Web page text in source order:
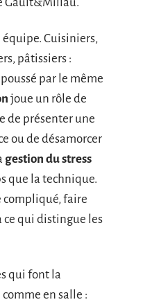
équipe. Cuisiniers,
pâtissiers :
par le même
joue un rôle de
de présenter une
ou de désamorcer
gestion du stress
que la technique.
compliqué, faire
ce qui distingue les
qui font la
en salle :